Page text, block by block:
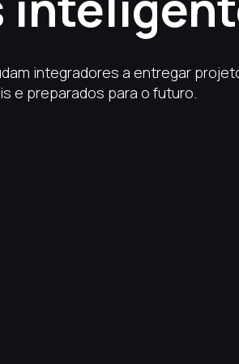
integradores a entregar
e preparados para o futuro.